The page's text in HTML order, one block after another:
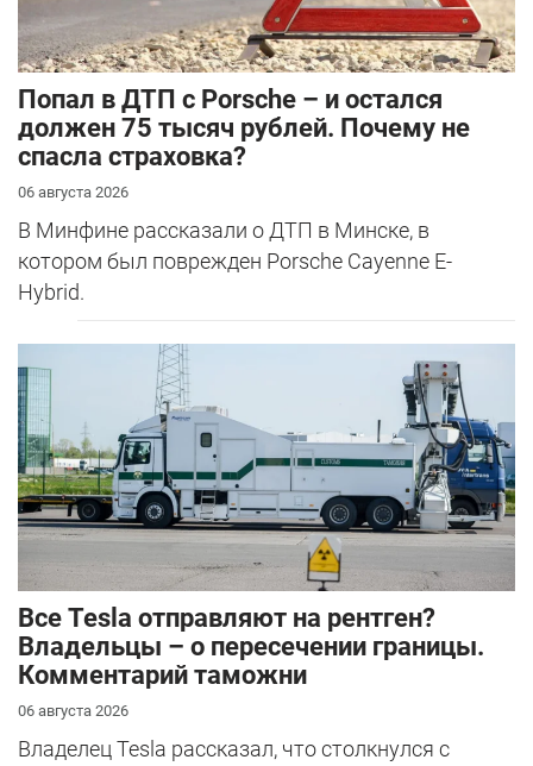
​Попал в ДТП с Porsche – и остался
должен 75 тысяч рублей. Почему не
спасла страховка?
06 августа 2026
В Минфине рассказали о ДТП в Минске, в
котором был поврежден Porsche Cayenne E-
Hybrid.
Все Tesla отправляют на рентген?
Владельцы – о пересечении границы.
Комментарий таможни
06 августа 2026
Владелец Tesla рассказал, что столкнулся с